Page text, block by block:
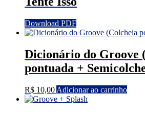
Download PDF
Dicionário do Groove
pontuada +
R$ 10,00 Adicionar ao carrinho